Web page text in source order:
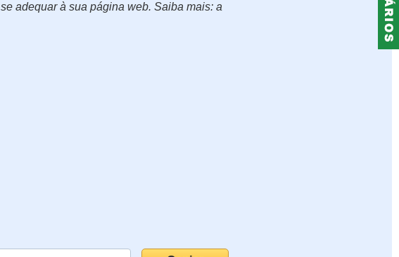
adequar à sua página web. Saiba mais: a